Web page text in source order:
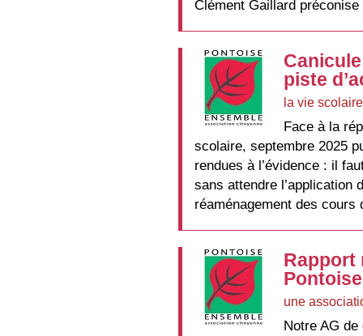
Clément Gaillard
piste
la vie scolaire
Face à la
scolaire, septembre 2025
rendues à l’évidence : il
sans attendre l’application
réaménagement des cours
Rapport
une
Notre AG